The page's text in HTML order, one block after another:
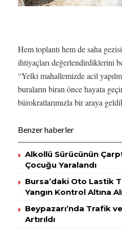
Hem toplantı hem de saha
ihtiyaçları değerlendirdiklerini
“Yelki mahallemizde acil
buraların biran önce hayata
bürokratlarımızla bir araya
Benzer haberler
Alkollü Sürücünün
Çocuğu Yaralandı
Bursa’daki Oto Lastik
Yangın Kontrol Altına
Beypazarı’nda Trafik
Artırıldı